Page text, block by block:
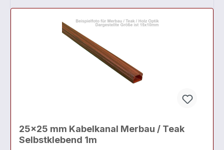
25x25 mm Kabelkanal Merbau / Teak
Selbstklebend 1m